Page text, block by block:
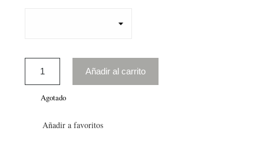
Añadir al carrito
Agotado
Añadir a favoritos